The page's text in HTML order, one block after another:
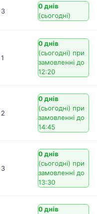
3
0 днів
(сьогодні)
1
0 днів
(сьогодні) при
замовленні до
12:20
2
0 днів
(сьогодні) при
замовленні до
14:45
3
0 днів
(сьогодні) при
замовленні до
13:30
0 днів